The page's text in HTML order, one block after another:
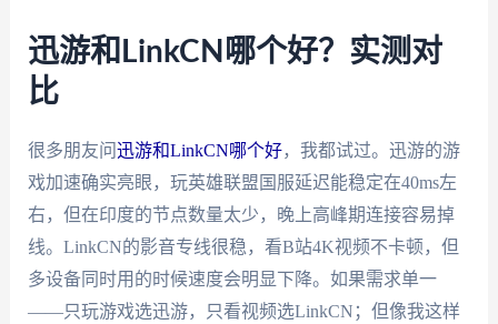
迅游和LinkCN哪个好？实测对
比
很多朋友问 迅游和LinkCN哪个好，我都试过。迅游的游
戏加速确实亮眼，玩英雄联盟国服延迟能稳定在40ms左
右，但在印度的节点数量太少，晚上高峰期连接容易掉
线。LinkCN的影音专线很稳，看B站4K视频不卡顿，但
多设备同时用的时候速度会明显下降。如果需求单一
——只玩游戏选迅游，只看视频选LinkCN；但像我这样